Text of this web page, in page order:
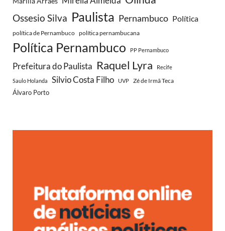
Ossesio Silva Paulista Pernambuco Política
política de Pernambuco política pernambucana
Política Pernambuco PP Pernambuco
Prefeitura do Paulista Raquel Lyra Recife
Saulo Holanda Silvio Costa Filho UVP Zé de Irmã Teca
Álvaro Porto